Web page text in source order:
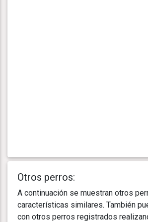
Otros perros:
A continuación se muestran otros
características similares. También
con otros perros registrados